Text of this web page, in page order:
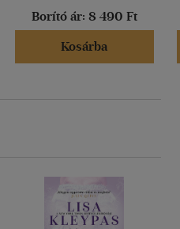
Borító ár: 8 490 Ft
Kosárba